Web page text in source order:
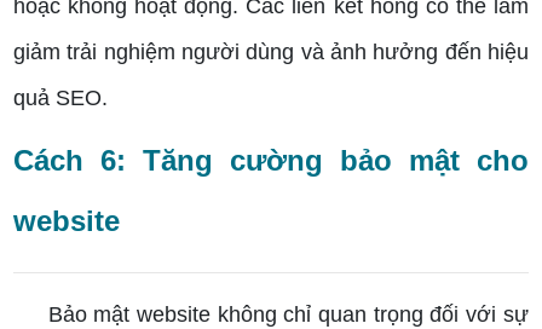
hoặc không hoạt động. Các liên kết hỏng có thể làm
giảm trải nghiệm người dùng và ảnh hưởng đến hiệu
quả SEO.
Cách 6: Tăng cường bảo mật cho
website
Bảo mật website không chỉ quan trọng đối với sự